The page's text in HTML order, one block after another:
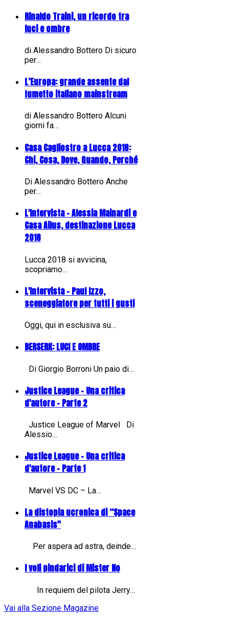
Rinaldo Traini, un ricordo tra
luci e ombre
di Alessandro Bottero Di sicuro
per…
L’Europa: grande assente dal
fumetto italiano mainstream
di Alessandro Bottero Alcuni
giorni fa…
Casa Cagliostro a Lucca 2018:
Chi, Cosa, Dove, Quando, Perché
Di Alessandro Bottero Anche
per…
L'Intervista - Alessia Mainardi e
Casa Ailus, destinazione Lucca
2018
Lucca 2018 si avvicina,
scopriamo…
L'Intervista - Paul Izzo,
sceneggiatore per tutti i gusti
Oggi, qui in esclusiva su…
BERSERK: LUCI E OMBRE
Di Giorgio Borroni Un paio di…
Justice League - Una critica
d'autore - Parte 2
Justice League of Marvel Di
Alessio…
Justice League - Una critica
d'autore - Parte 1
Marvel VS DC – La…
La distopia ucronica di “Space
Anabasis"
Per aspera ad astra, deinde…
I voli pindarici di Mister No
In requiem del pilota Jerry…
Vai alla Sezione Magazine